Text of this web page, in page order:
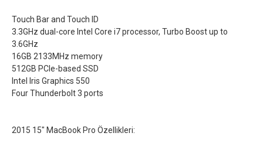
Touch Bar and Touch ID
3.3GHz dual-core Intel Core i7 processor, Turbo Boost up to
3.6GHz
16GB 2133MHz memory
512GB PCIe-based SSD
Intel Iris Graphics 550
Four Thunderbolt 3 ports
2015 15" MacBook Pro Özellikleri: